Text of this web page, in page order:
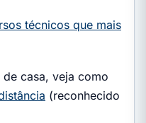
técnicos que mais
casa, veja como
(reconhecido